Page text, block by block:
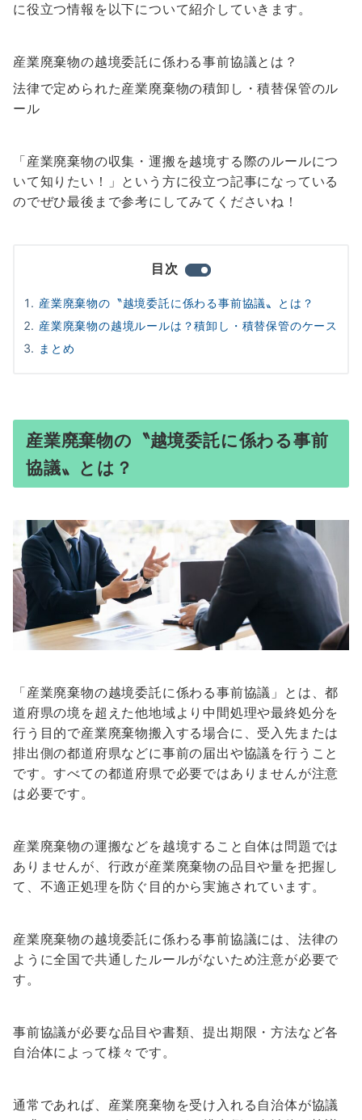
に役立つ情報を以下について紹介していきます。
産業廃棄物の越境委託に係わる事前協議とは？
法律で定められた産業廃棄物の積卸し・積替保管のル
ール
「産業廃棄物の収集・運搬を越境する際のルールにつ
いて知りたい！」という方に役立つ記事になっている
のでぜひ最後まで参考にしてみてくださいね！
目次
産業廃棄物の〝越境委託に係わる事前協議〟とは？
産業廃棄物の越境ルールは？積卸し・積替保管のケース
まとめ
産業廃棄物の〝越境委託に係わる事前
協議〟とは？
「産業廃棄物の越境委託に係わる事前協議」とは、都
道府県の境を超えた他地域より中間処理や最終処分を
行う目的で産業廃棄物搬入する場合に、受入先または
排出側の都道府県などに事前の届出や協議を行うこと
です。すべての都道府県で必要ではありませんが注意
は必要です。
産業廃棄物の運搬などを越境すること自体は問題では
ありませんが、行政が産業廃棄物の品目や量を把握し
て、不適正処理を防ぐ目的から実施されています。
産業廃棄物の越境委託に係わる事前協議には、法律の
ように全国で共通したルールがないため注意が必要で
す。
事前協議が必要な品目や書類、提出期限・方法など各
自治体によって様々です。
通常であれば、産業廃棄物を受け入れる自治体が協議